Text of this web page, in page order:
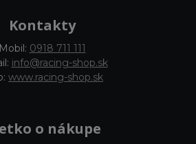
Kontakty
Mobil: 0918 711 111
info@racing-shop.sk
www.racing-shop.sk
o nákupe